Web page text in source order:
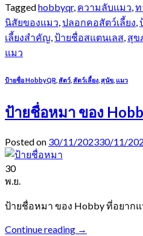
Taggedhobbyqr, ความลับแมว
นิสัยของแมว ปลอกคอสัตว์เลี้ยง
เลี้ยงสำคัญ ป้ายชื่อสแตนเลส สุข
แมว
ป้ายชื่อ HobbyQR สัตว์ สัตว์เลี้ยง สุนัข แมว
ป้ายชื่อหมา ของ
Posted on 30/11/202330/11/
30
พ.ย.
ป้ายชื่อหมา ของ Hobby ที่อย
Continue reading →